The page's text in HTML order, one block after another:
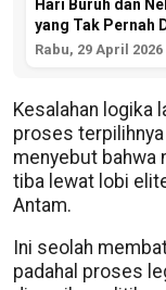
Hari Buruh dan
yang Tak Pernah
Rabu, 29 April 2026
Kesalahan logika
proses
menyebut bahwa
tiba lewat lobi
Antam.
Ini seolah
padahal proses